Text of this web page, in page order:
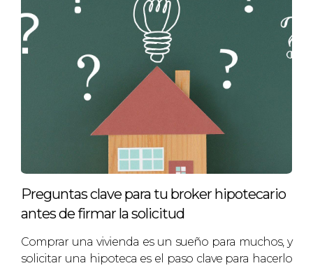
Preguntas clave para tu broker hipotecario
antes de firmar la solicitud
Comprar una vivienda es un sueño para muchos, y
solicitar una hipoteca es el paso clave para hacerlo